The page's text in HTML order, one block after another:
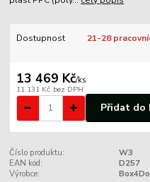
Dostupnost 21-28
13 469 Kč/ks
11 131 Kč bez DPH
Přidat do
Číslo produktu:
W3
EAN kód:
D257
Výrobce: